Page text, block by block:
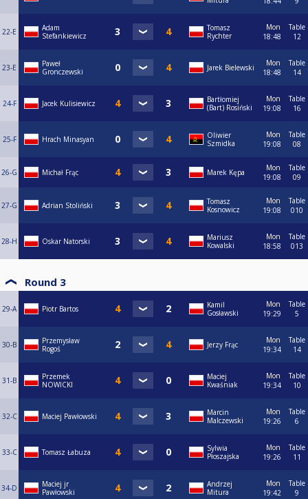
22-E
Adam
Stefankiewicz
Tomasz
Rychter
Mon
18:48
Table
12
23-E
Paweł
Gronczewski
Jarek Bielewski
Mon
18:48
Table
14
24-F Jacek Kulisiewicz
Bartłomiej
(Bart) Rosiński
Mon
19:08
Table
16
25-F Hrach Minasyan
Oliwier
Szmidka
Mon
19:08
Table
08
26-G Michał Frąc Marek Kępa
Mon
19:08
Table
09
27-G Adrian Stoliński
Tomasz
Kosnowicz
Mon
19:08
Table
010
28-H Oskar Natorski
Mariusz
Kowalski
Mon
18:58
Table
013
Round 3
29-A Piotr Bartos
Kamil
Gosławski
Mon
19:29
Table
5
30-B
Przemysław
Rogoś
Jerzy Frąc
Mon
19:34
Table
14
31-B
Przemek
NOWICKI
Maciej
Kwaśniak
Mon
19:34
Table
10
32-C Maciej Pawłowski
Marcin
Malczewski
Mon
19:26
Table
6
33-C Tomasz Łabuza
Sylwia
Płoszajska
Mon
19:26
Table
11
34-D
Maciej jr
Pawłowski
Andrzej
Mitura
Mon
19:42
Table
9